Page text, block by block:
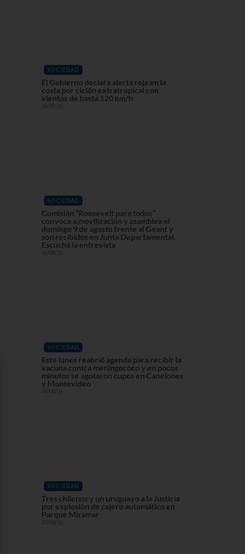
SOCIEDAD
El Gobierno declara alerta roja en la
costa por ciclón extratropical con
vientos de hasta 120 km/h
06/08/26
SOCIEDAD
Comisión “Roosevelt para todos”
convoca a movilización y asamblea el
domingo 9 de agosto frente al Geant y
son recibidos en Junta Departamental.
Escuchá la entrevista
05/08/26
SOCIEDAD
Este lunes reabrió agenda para recibir la
vacuna contra meningococo y en pocos
minutos se agotaron cupos en Canelones
y Montevideo
03/08/26
SOCIEDAD
Tres chilenos y un uruguayo a la Justicia
por explosión de cajero automático en
Parque Miramar
07/08/26